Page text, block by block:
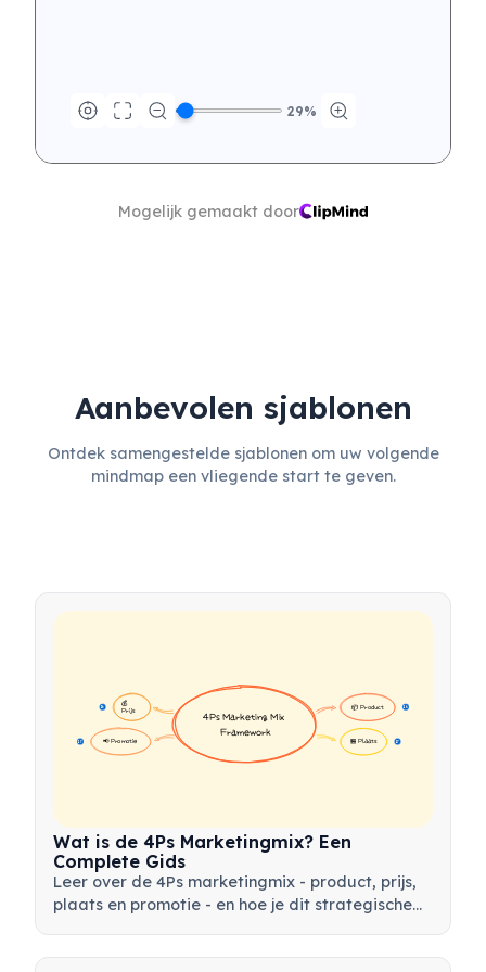
29%
Mogelijk gemaakt door
Aanbevolen sjablonen
Ontdek samengestelde sjablonen om uw volgende
mindmap een vliegende start te geven.
📦 Product 16
💰
Prijs
16
🏪 Plaats 17
📢 Promotie
17
4Ps Marketing Mix
Framework
Wat is de 4Ps Marketingmix? Een
Complete Gids
Leer over de 4Ps marketingmix - product, prijs,
plaats en promotie - en hoe je dit strategische